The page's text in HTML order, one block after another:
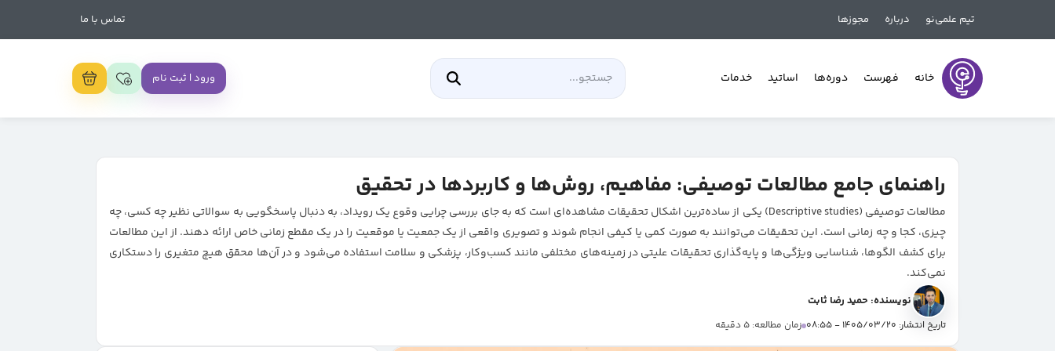
تیم علمی‌نو درباره مجوزها تماس با ما
خانه فهرست دوره‌ها اساتید خدمات ورود | ثبت نام
راهنمای جامع مطالعات توصیفی: مفاهیم، روش‌ها و کاربردها در تحقیق
مطالعات توصیفی (Descriptive studies) یکی از ساده‌ترین اشکال تحقیقات مشاهده‌ای است که به جای بررسی چرایی وقوع یک رویداد، به دنبال پاسخگویی به سوالاتی نظیر چه کسی، چه
چیزی، کجا و چه زمانی است. این تحقیقات می‌توانند به صورت کمی یا کیفی انجام شوند و تصویری واقعی از یک جمعیت یا موقعیت را در یک مقطع زمانی خاص ارائه دهند. از این مطالعات
برای کشف الگوها، شناسایی ویژگی‌ها و پایه‌گذاری تحقیقات علیتی در زمینه‌های مختلفی مانند کسب‌وکار، پزشکی و سلامت استفاده می‌شود و در آن‌ها محقق هیچ متغیری را دستکاری
نمی‌کند.
نویسنده: حمید رضا ثابت
تاریخ انتشار: 1405/03/20 - 08:55 زمان مطالعه: 5 دقیقه